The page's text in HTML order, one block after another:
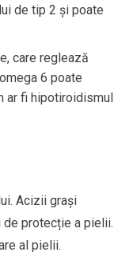
de tip 2 și poate
care reglează
6 poate
ar fi hipotiroidismul
Acizii grași
protecție a pielii.
al pielii.